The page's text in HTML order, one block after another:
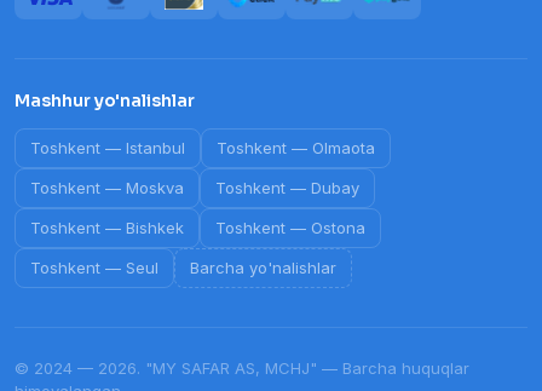
Mashhur yo'nalishlar
Toshkent — Istanbul Toshkent — Olmaota
Toshkent — Moskva Toshkent — Dubay
Toshkent — Bishkek Toshkent — Ostona
Toshkent — Seul Barcha yo'nalishlar
© 2024 — 2026. "MY SAFAR AS, MCHJ" — Barcha huquqlar